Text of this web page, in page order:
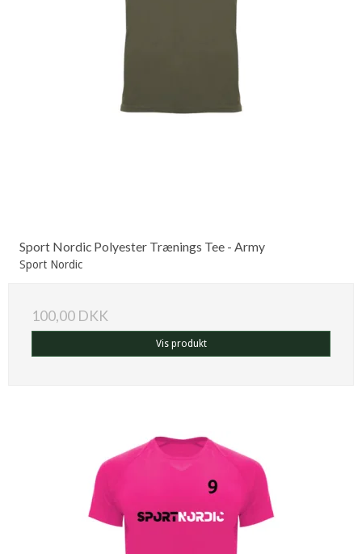
Sport Nordic Polyester Trænings Tee - Army
Sport Nordic
100,00 DKK
Vis produkt